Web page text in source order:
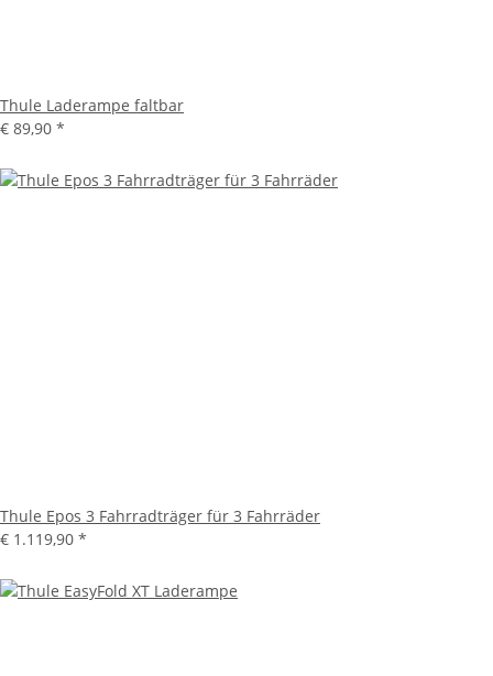
Thule Laderampe faltbar
€ 89,90 *
Thule Epos 3 Fahrradträger für 3 Fahrräder
€ 1.119,90 *